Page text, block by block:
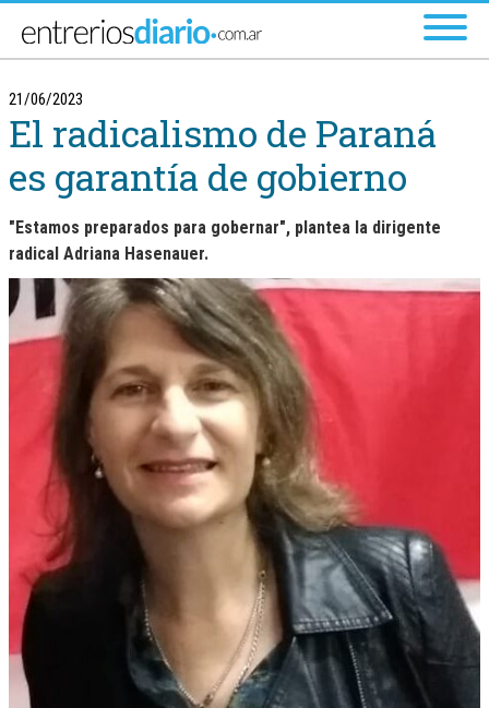
21/06/2023
El radicalismo de Paraná
es garantía de gobierno
"Estamos preparados para gobernar", plantea la dirigente
radical Adriana Hasenauer.